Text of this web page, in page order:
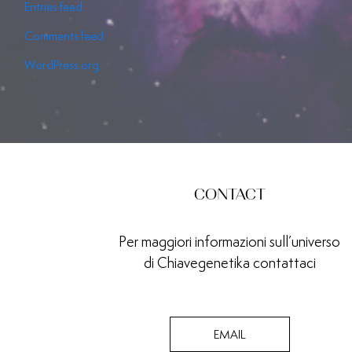
Entries feed
Comments feed
WordPress.org
CONTACT
Per maggiori informazioni sull’universo
di Chiavegenetika contattaci
EMAIL